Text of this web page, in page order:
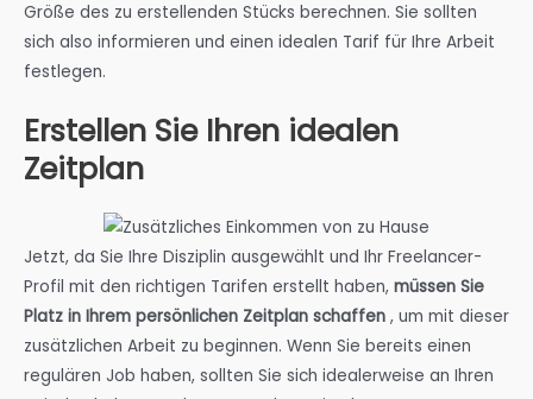
Größe des zu erstellenden Stücks berechnen. Sie sollten
sich also informieren und einen idealen Tarif für Ihre Arbeit
festlegen.
Erstellen Sie Ihren idealen
Zeitplan
Jetzt, da Sie Ihre Disziplin ausgewählt und Ihr Freelancer-
Profil mit den richtigen Tarifen erstellt haben, müssen Sie
Platz in Ihrem persönlichen Zeitplan schaffen , um mit dieser
zusätzlichen Arbeit zu beginnen. Wenn Sie bereits einen
regulären Job haben, sollten Sie sich idealerweise an Ihren